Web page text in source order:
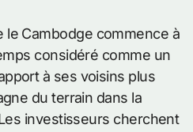
le Cambodge commence à
considéré comme un
à ses voisins plus
du terrain dans la
investisseurs cherchent